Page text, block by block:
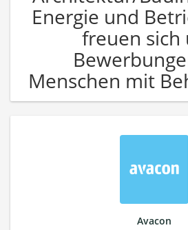
Energie und
freuen sich
Menschen mit
Avacon